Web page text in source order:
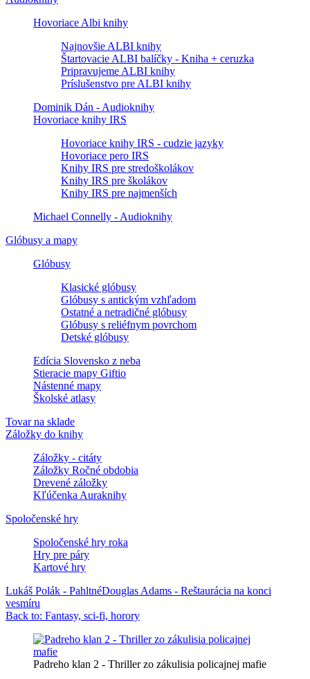
Hovoriace Albi knihy
Najnovšie ALBI knihy
Štartovacie ALBI balíčky - Kniha + ceruzka
Pripravujeme ALBI knihy
Príslušenstvo pre ALBI knihy
Dominik Dán - Audioknihy
Hovoriace knihy IRS
Hovoriace knihy IRS - cudzie jazyky
Hovoriace pero IRS
Knihy IRS pre stredoškolákov
Knihy IRS pre školákov
Knihy IRS pre najmenších
Michael Connelly - Audioknihy
Glóbusy a mapy
Glóbusy
Klasické glóbusy
Glóbusy s antickým vzhľadom
Ostatné a netradičné glóbusy
Glóbusy s reliéfnym povrchom
Detské glóbusy
Edícia Slovensko z neba
Stieracie mapy Giftio
Nástenné mapy
Školské atlasy
Tovar na sklade
Záložky do knihy
Záložky - citáty
Záložky Ročné obdobia
Drevené záložky
Kľúčenka Auraknihy
Spoločenské hry
Spoločenské hry roka
Hry pre páry
Kartové hry
Lukáš Polák - PahltnéDouglas Adams - Reštaurácia na konci
vesmíru
Back to: Fantasy, sci-fi, horory
Padreho klan 2 - Thriller zo zákulisia policajnej mafie